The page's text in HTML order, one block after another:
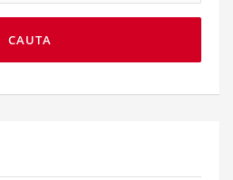
CAUTA